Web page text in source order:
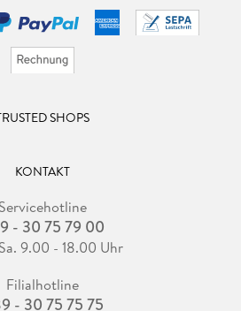
SHOPS
KONTAKT
Servicehotline
- 30 75 79 00
9.00 - 18.00 Uhr
Filialhotline
- 30 75 75 75